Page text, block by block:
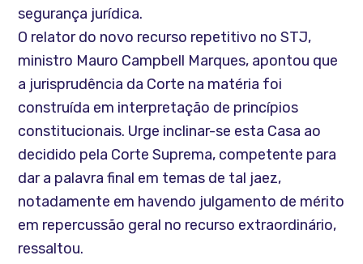
segurança jurídica.
O relator do novo recurso repetitivo no STJ,
ministro Mauro Campbell Marques, apontou que
a jurisprudência da Corte na matéria foi
construída em interpretação de princípios
constitucionais. Urge inclinar-se esta Casa ao
decidido pela Corte Suprema, competente para
dar a palavra final em temas de tal jaez,
notadamente em havendo julgamento de mérito
em repercussão geral no recurso extraordinário,
ressaltou.